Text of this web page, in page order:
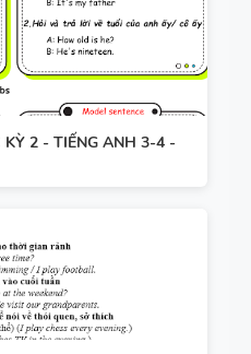
2 - TIẾNG ANH 3-4 -